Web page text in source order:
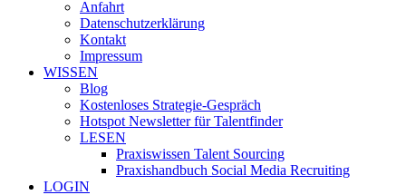
Anfahrt
Datenschutzerklärung
Kontakt
Impressum
WISSEN
Blog
Kostenloses Strategie-Gespräch
Hotspot Newsletter für Talentfinder
LESEN
Praxiswissen Talent Sourcing
Praxishandbuch Social Media Recruiting
LOGIN